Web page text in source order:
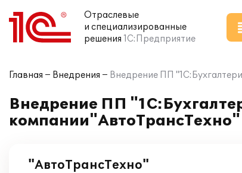
Отраслевые
и специализированные
решения 1С:Предприятие
Главная Внедрения Внедрение ПП
Внедрение ПП
компании"АвтоТрансТехно"
"АвтоТрансТехно"